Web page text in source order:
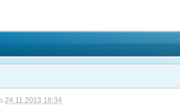
24.11.2013 18:34